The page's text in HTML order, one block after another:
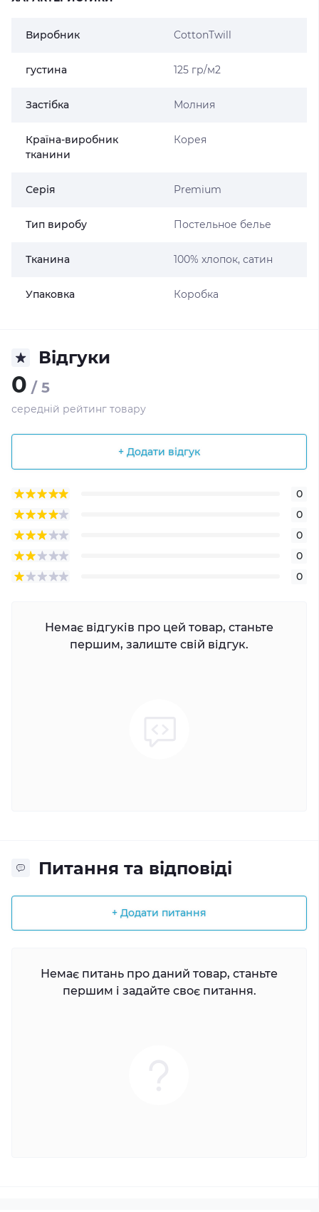
Виробник CottonTwill
густина 125 гр/м2
Застібка Молния
Країна-виробник
тканини
Корея
Серія Premium
Тип виробу Постельное белье
Тканина 100% хлопок, сатин
Упаковка Коробка
Відгуки
0 / 5
середній рейтинг товару
+ Додати відгук
0
0
0
0
0
Немає відгуків про цей товар, станьте
першим, залиште свій відгук.
Питання та відповіді
+ Додати питання
Немає питань про даний товар, станьте
першим і задайте своє питання.